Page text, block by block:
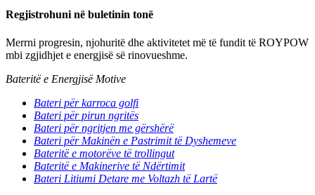
Regjistrohuni në buletinin tonë
Merrni progresin, njohuritë dhe aktivitetet më të fundit të ROYPOW
mbi zgjidhjet e energjisë së rinovueshme.
Bateritë e Energjisë Motive
Bateri për karroca golfi
Bateri për pirun ngritës
Bateri për ngritjen me gërshërë
Bateri për Makinën e Pastrimit të Dyshemeve
Bateritë e motorëve të trollingut
Bateritë e Makinerive të Ndërtimit
Bateri Litiumi Detare me Voltazh të Lartë